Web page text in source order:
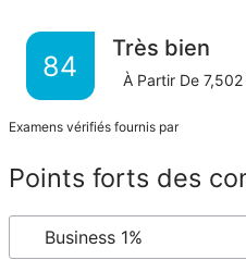
84
Très bien
À Partir De 7,502
Examens vérifiés fournis par
Points forts des